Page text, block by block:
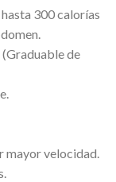
300 calorías
de
mayor velocidad.